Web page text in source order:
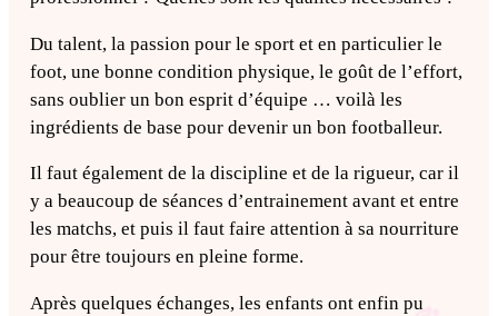
Du talent, la passion pour le sport et en particulier le
foot, une bonne condition physique, le goût de l’effort,
sans oublier un bon esprit d’équipe … voilà les
ingrédients de base pour devenir un bon footballeur.
Il faut également de la discipline et de la rigueur, car il
y a beaucoup de séances d’entrainement avant et entre
les matchs, et puis il faut faire attention à sa nourriture
pour être toujours en pleine forme.
Après quelques échanges, les enfants ont enfin pu